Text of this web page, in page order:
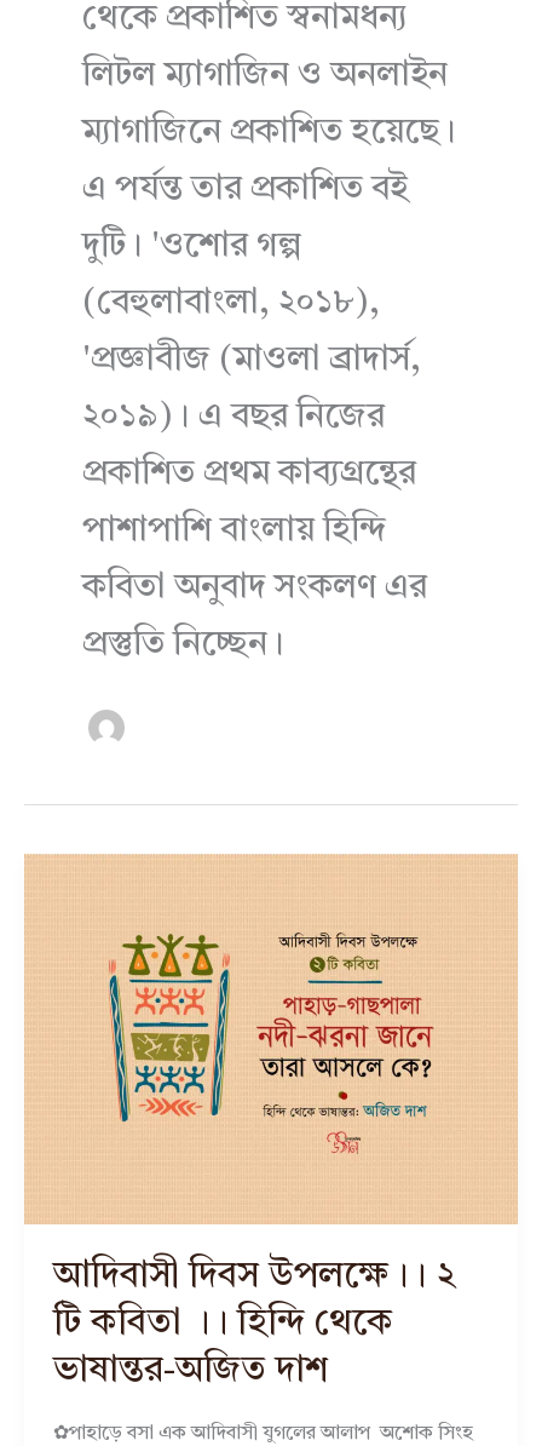
থেকে প্রকাশিত স্বনামধন্য
লিটল ম্যাগাজিন ও অনলাইন
ম্যাগাজিনে প্রকাশিত হয়েছে।
এ পর্যন্ত তার প্রকাশিত বই
দুটি। 'ওশোর গল্প
(বেহুলাবাংলা, ২০১৮),
'প্রজ্ঞাবীজ (মাওলা ব্রাদার্স,
২০১৯)। এ বছর নিজের
প্রকাশিত প্রথম কাব্যগ্রন্থের
পাশাপাশি বাংলায় হিন্দি
কবিতা অনুবাদ সংকলণ এর
প্রস্তুতি নিচ্ছেন।
আদিবাসী দিবস উপলক্ষে।। ২
টি কবিতা ।। হিন্দি থেকে
ভাষান্তর-অজিত দাশ
✿পাহাড়ে বসা এক আদিবাসী যুগলের আলাপ অশোক সিংহ